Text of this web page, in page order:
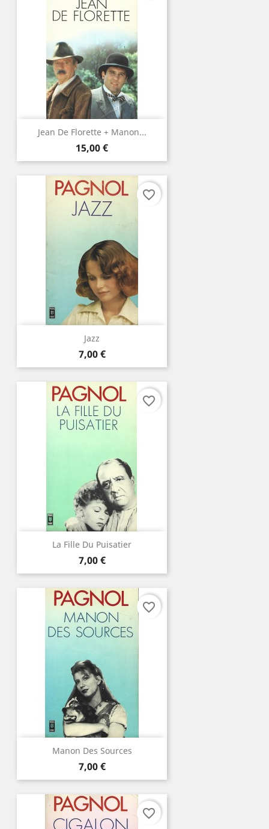
Jean De Florette + Manon...
Prix
15,00 €
Jazz
Prix
7,00 €
favorite_border
La Fille Du Puisatier
Prix
7,00 €
favorite_border
Manon Des Sources
Prix
7,00 €
favorite_border
favorite_border